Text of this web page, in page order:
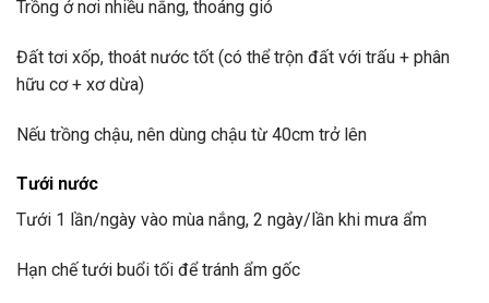
Trồng ở nơi nhiều nắng, thoáng gió
Đất tơi xốp, thoát nước tốt (có thể trộn đất với trấu + phân
hữu cơ + xơ dừa)
Nếu trồng chậu, nên dùng chậu từ 40cm trở lên
Tưới nước
Tưới 1 lần/ngày vào mùa nắng, 2 ngày/lần khi mưa ẩm
Hạn chế tưới buổi tối để tránh ẩm gốc